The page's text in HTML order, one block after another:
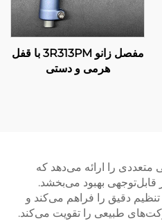
مفصل زانو 3R313PM با قفل
هرمی و دستی
متعددی را ارائه می‌دهد که
قابل‌توجهی بهبود می‌بخشد.
دقیق را فراهم می‌کند و
طبیعی را تقویت می‌کند.